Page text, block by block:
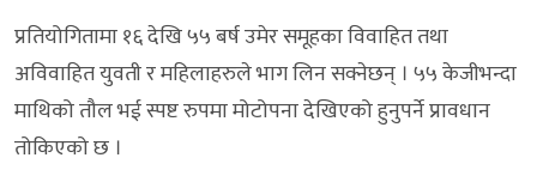
प्रतियोगितामा १६ देखि ५५ बर्ष उमेर समूहका विवाहित तथा
अविवाहित युवती र महिलाहरुले भाग लिन सक्नेछन् । ५५ केजीभन्दा
माथिको तौल भई स्पष्ट रुपमा मोटोपना देखिएको हुनुपर्ने प्रावधान
तोकिएको छ ।